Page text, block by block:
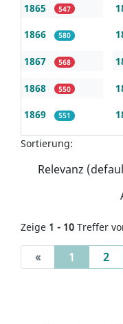
1865 547
1866 580
1867 568
1868 550
1869 551
Sortierung:
Zeige 1 - 10 Treffer
« 1 (current)
2